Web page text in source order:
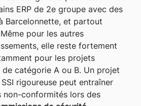
ERP de 2e groupe avec des
Barcelonnette, et partout
pour les autres
elle reste fortement
pour les projets
de catégorie A ou B. Un projet
rigoureuse peut entraîner
non-conformités lors des